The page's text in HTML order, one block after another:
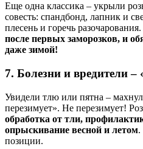
Еще одна классика – укрыли
совесть: спандбонд, лапник и
плесень и горечь разочарования.
после первых заморозков, и
даже зимой!
7. Болезни и вредители –
Увидели тлю или пятна –
перезимует». Не перезимует!
обработка от тли,
опрыскивание весной и летом.
позиции.